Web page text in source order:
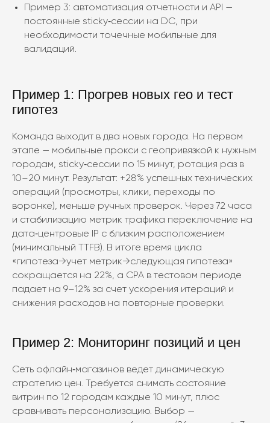
Пример 3: автоматизация отчетности и API —
постоянные sticky‑сессии на DC, при
необходимости точечные мобильные для
валидаций.
Пример 1: Прогрев новых гео и тест
гипотез
Команда выходит в два новых города. На первом
этапе — мобильные прокси с геопривязкой к нужным
городам, sticky‑сессии по 15 минут, ротация раз в
10–20 минут. Результат: +28% успешных технических
операций (просмотры, клики, переходы по
воронке), меньше ручных проверок. Через 72 часа
и стабилизацию метрик трафика переключение на
дата‑центровые IP с близким расположением
(минимальный TTFB). В итоге время цикла
«гипотеза→учет метрик→следующая гипотеза»
сокращается на 22%, а CPA в тестовом периоде
падает на 9–12% за счет ускорения итераций и
снижения расходов на повторные проверки.
Пример 2: Мониторинг позиций и цен
Сеть офлайн‑магазинов ведет динамическую
стратегию цен. Требуется снимать состояние
витрин по 12 городам каждые 10 минут, плюс
сравнивать персонализацию. Выбор —